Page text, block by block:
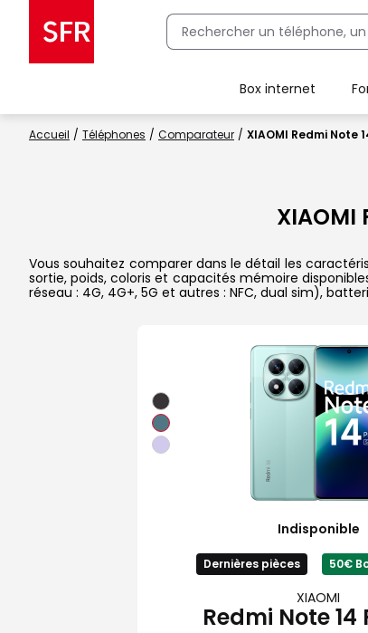
Box internet
Accueil Téléphones Comparateur XIAOMI Redmi Note
XIAOMI
Vous souhaitez comparer dans le détail les
sortie, poids, coloris et capacités mémoire
réseau : 4G, 4G+, 5G et autres : NFC, dual sim),
Indisponible
Dernières pièces 50€
XIAOMI
Redmi Note 14